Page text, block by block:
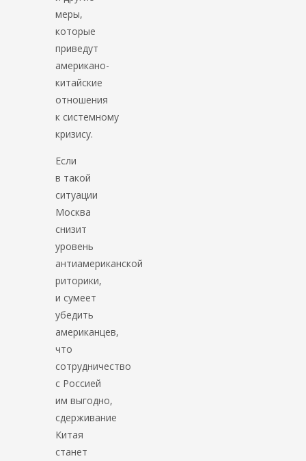
меры,
которые
приведут
американо-
китайские
отношения
к системному
кризису.
Если
в такой
ситуации
Москва
снизит
уровень
антиамериканской
риторики,
и сумеет
убедить
американцев,
что
сотрудничество
с Россией
им выгодно,
сдерживание
Китая
станет